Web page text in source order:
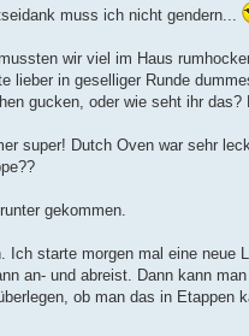
muss ich nicht gendern...
wir viel im Haus
lieber in geselliger Runde
gucken, oder wie seht ihr das?
super! Dutch Oven war sehr
gekommen.
starte morgen mal eine neue
an- und abreist. Dann kann
ob man das in